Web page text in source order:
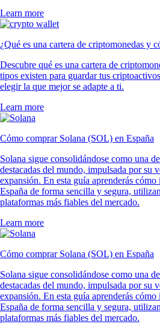
Learn more
¿Qué es una cartera de criptomonedas y
Descubre qué es una cartera de
tipos existen para guardar tus
elegir la que mejor se adapte a ti.
Learn more
Cómo comprar Solana (SOL) en España
Solana sigue consolidándose como una
destacadas del mundo, impulsada por su
expansión. En esta guía aprenderás
España de forma sencilla y segura,
plataformas más fiables del mercado.
Learn more
Cómo comprar Solana (SOL) en España
Solana sigue consolidándose como una
destacadas del mundo, impulsada por su
expansión. En esta guía aprenderás
España de forma sencilla y segura,
plataformas más fiables del mercado.